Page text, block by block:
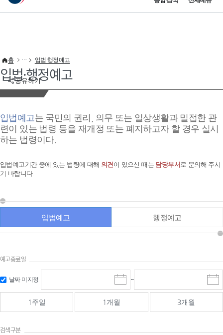
이 누리집은 대한민국 공식 전자정부 누리집입니다.
공유하기
홈 입법·행정예고
입법·행정예고
입법예고는 국민의 권리, 의무 또는 일상생활과 밀접한 관
련이 있는 법령 등을 재개정 또는 폐지하고자 할 경우 실시
하는 법령이다.
입법예고기간 중에 있는 법령에 대해 의견이 있으신 때는 담당부서 로 문의해 주시
기 바랍니다.
입법예고 행정예고
예고종료일
날짜 미지정
시
작
일
선
~
종
료
선
1주일 1개월 3개월
검색구분